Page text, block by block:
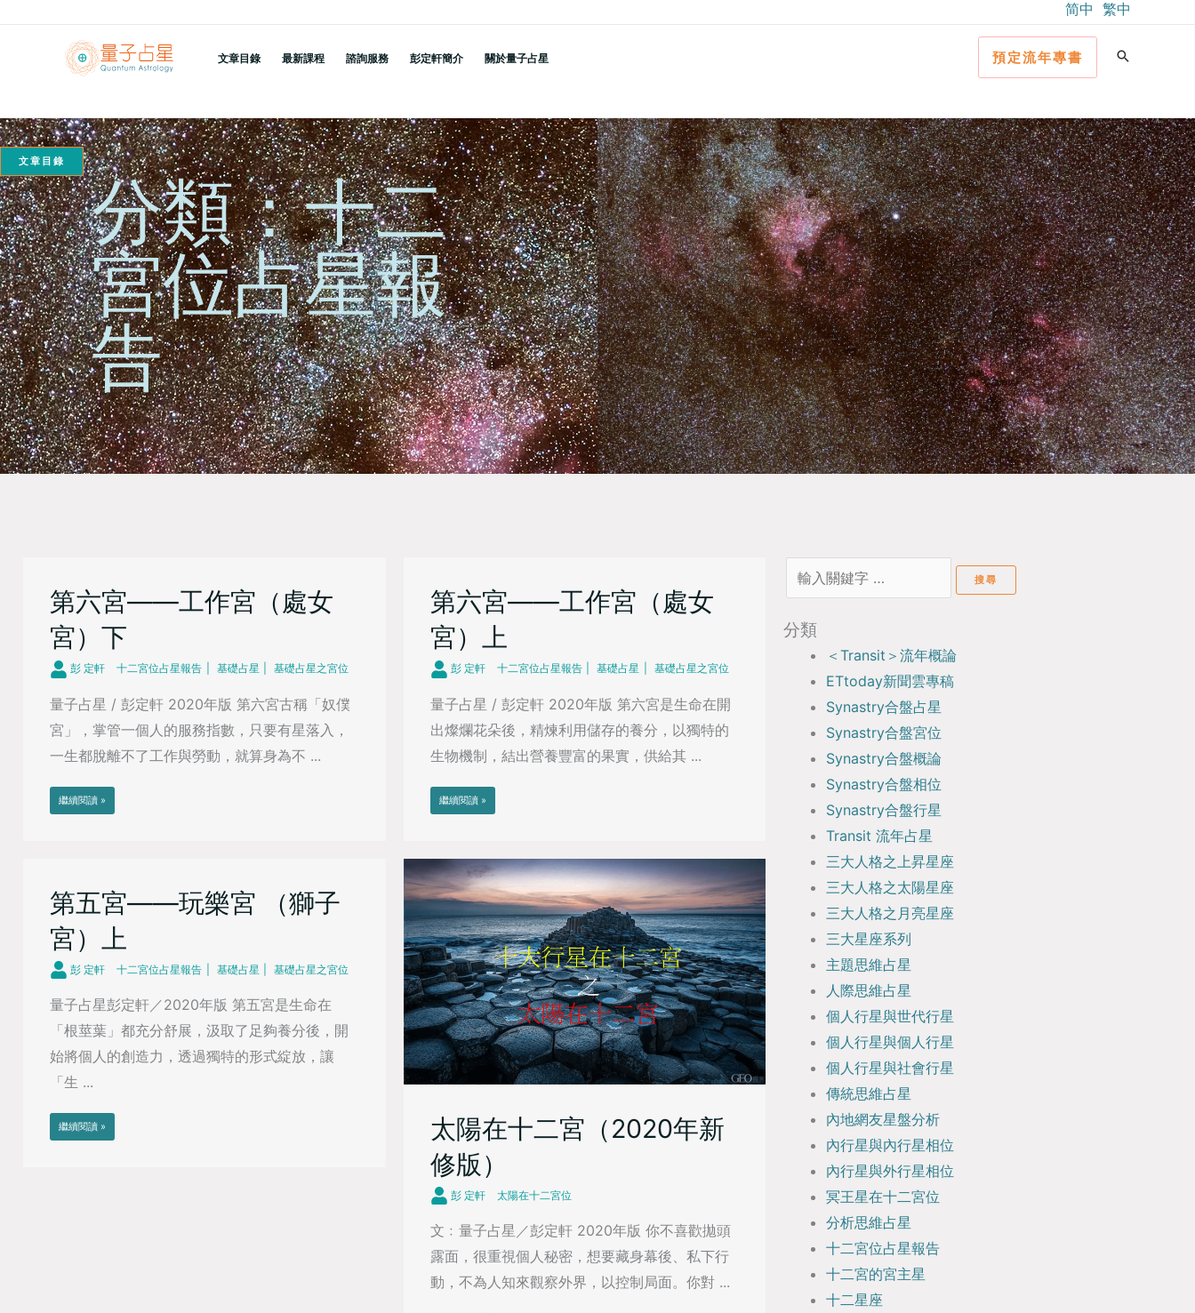
內
容
简中 繁中
文章目錄 最新課程 諮詢服務 彭定軒簡介 關於量子占星 預定流年專書
分類：十二
宮位占星報
告
文章目錄
第六宮——工作宮（處女
宮）下
彭 定軒 十二宮位占星報告 基礎占星 基礎占星之宮位
量子占星 / 彭定軒 2020年版 第六宮古稱「奴僕
宮」，掌管一個人的服務指數，只要有星落入，
一生都脫離不了工作與勞動，就算身為不 ...
繼續閱讀 »
第六宮——工作宮（處女
宮）上
彭 定軒 十二宮位占星報告 基礎占星 基礎占星之宮位
量子占星 / 彭定軒 2020年版 第六宮是生命在開
出燦爛花朵後，精煉利用儲存的養分，以獨特的
生物機制，結出營養豐富的果實，供給其 ...
繼續閱讀 »
第五宮——玩樂宮 （獅子
宮）上
彭 定軒 十二宮位占星報告 基礎占星 基礎占星之宮位
量子占星彭定軒／2020年版 第五宮是生命在
「根莖葉」都充分舒展，汲取了足夠養分後，開
始將個人的創造力，透過獨特的形式綻放，讓
「生 ...
繼續閱讀 »
太陽在十二宮（2020年新
修版）
彭 定軒 太陽在十二宮位
文﹕量子占星／彭定軒 2020年版 你不喜歡拋頭
露面，很重視個人秘密，想要藏身幕後、私下行
動，不為人知來觀察外界，以控制局面。你對 ...
Search
for:
分類
＜Transit＞流年概論
ETtoday新聞雲專稿
Synastry合盤占星
Synastry合盤宮位
Synastry合盤概論
Synastry合盤相位
Synastry合盤行星
Transit 流年占星
三大人格之上昇星座
三大人格之太陽星座
三大人格之月亮星座
三大星座系列
主題思維占星
人際思維占星
個人行星與世代行星
個人行星與個人行星
個人行星與社會行星
傳統思維占星
內地網友星盤分析
內行星與內行星相位
內行星與外行星相位
冥王星在十二宮位
分析思維占星
十二宮位占星報告
十二宮的宮主星
十二星座